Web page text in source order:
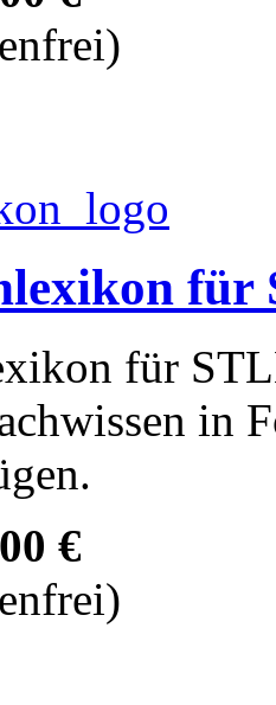
für
für
in
€